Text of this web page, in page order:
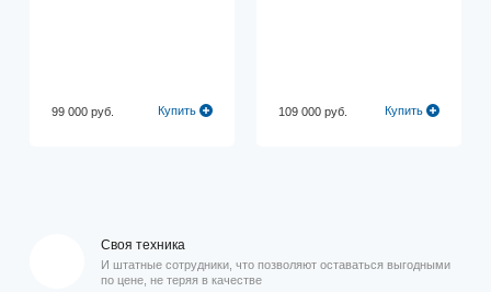
99 000 руб. Купить 109 000 руб. Купить
Своя техника
И штатные сотрудники, что позволяют оставаться выгодными
по цене, не теряя в качестве